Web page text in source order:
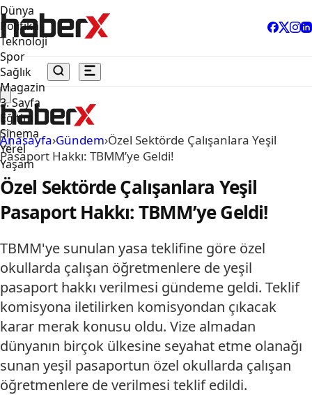
Dünya
Politika
Teknoloji
Spor
Sağlık
Magazin
3. Sayfa
Eğitim
Sinema
Yerel
Yaşam
Anasayfa›Gündem›Özel Sektörde Çalışanlara Yeşil
Pasaport Hakkı: TBMM’ye Geldi!
Özel Sektörde Çalışanlara Yeşil
Pasaport Hakkı: TBMM’ye Geldi!
TBMM'ye sunulan yasa teklifine göre özel
okullarda çalışan öğretmenlere de yeşil
pasaport hakkı verilmesi gündeme geldi. Teklif
komisyona iletilirken komisyondan çıkacak
karar merak konusu oldu. Vize almadan
dünyanın birçok ülkesine seyahat etme olanağı
sunan yeşil pasaportun özel okullarda çalışan
öğretmenlere de verilmesi teklif edildi.